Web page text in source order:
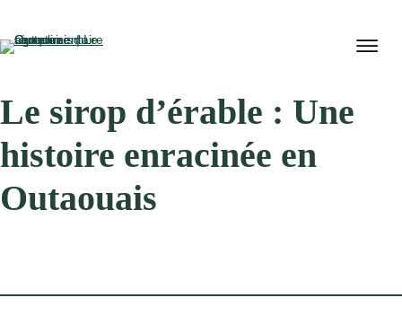
Le sirop d’érable : Une
histoire enracinée en
Outaouais